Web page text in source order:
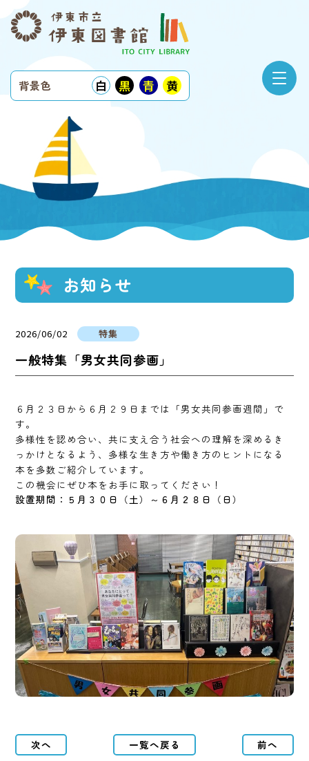
背景色 白 黒 青 黄
お知らせ
2026/06/02 特集
一般特集「男女共同参画」
６月２３日から６月２９日までは「男女共同参画週間」で
す。
多様性を認め合い、共に支え合う社会への理解を深めるき
っかけとなるよう、多様な生き方や働き方のヒントになる
本を多数ご紹介しています。
この機会にぜひ本をお手に取ってください！
設置期間：５月３０日（土）～６月２８日（日）
次へ 一覧へ戻る 前へ